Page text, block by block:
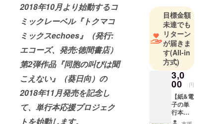
2018年10月より始動するコ
ミックレーベル『トクマコ
ミックスechoes』（発行:
エコーズ、発売:徳間書店）
第2弾作品『同胞の叫びは聞
こえない』（葵日向）の
2018年11月発売を記念し
て、単行本応援プロジェク
トを始動します。
社です。
2018年2月に
は、
TSUTAYA限
定版コミッ
クスを発売
し、2018年
10月より全
国書店で発
売される
「トクマコ
目標金額
未達でも
リターン
が届きま
す(All-in
方式)
3,0
00 円
【紙&電
子の単
行本
コー